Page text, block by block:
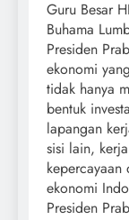
Guru Besar
Buhama
Presiden
ekonomi
tidak hanya
bentuk
lapangan
sisi lain,
ekonomi
Presiden